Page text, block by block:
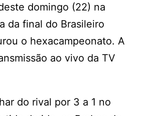
domingo (22) na
da final do Brasileiro
o hexacampeonato. A
ao vivo da TV
do rival por 3 a 1 no